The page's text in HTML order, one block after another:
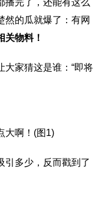
完了，还能有这么
然的瓜就爆了：有网
关物料！
家猜这是谁：“即将
多少，反而戳到了